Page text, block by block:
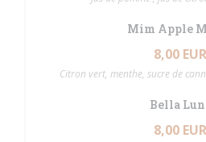
Mim Apple
8,00 EUR
Citron vert, menthe, sucre de
Bella
8,00 EUR